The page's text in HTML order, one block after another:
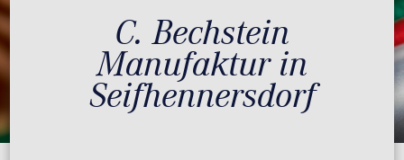
C. Bechstein
Manufaktur in
Seifhennersdorf